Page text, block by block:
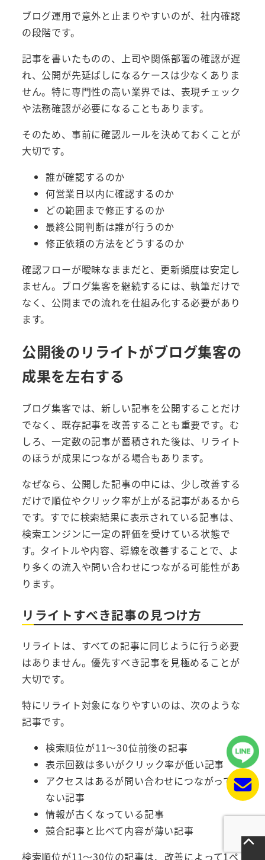
ブログ運用で意外と止まりやすいのが、社内確認
の段階です。
記事を書いたものの、上司や関係部署の確認が遅
れ、公開が先延ばしになるケースは少なくありま
せん。特に専門性の高い業界では、表現チェック
や法務確認が必要になることもあります。
そのため、事前に確認ルールを決めておくことが
大切です。
誰が確認するのか
何営業日以内に確認するのか
どの範囲まで修正するのか
最終公開判断は誰が行うのか
修正依頼の方法をどうするのか
確認フローが曖昧なままだと、更新頻度は安定し
ません。ブログ集客を継続するには、執筆だけで
なく、公開までの流れを仕組み化する必要があり
ます。
公開後のリライトがブログ集客の
成果を左右する
ブログ集客では、新しい記事を公開することだけ
でなく、既存記事を改善することも重要です。む
しろ、一定数の記事が蓄積された後は、リライト
のほうが成果につながる場合もあります。
なぜなら、公開した記事の中には、少し改善する
だけで順位やクリック率が上がる記事があるから
です。すでに検索結果に表示されている記事は、
検索エンジンに一定の評価を受けている状態で
す。タイトルや内容、導線を改善することで、よ
り多くの流入や問い合わせにつながる可能性があ
ります。
リライトすべき記事の見つけ方
リライトは、すべての記事に同じように行う必要
はありません。優先すべき記事を見極めることが
大切です。
特にリライト対象になりやすいのは、次のような
記事です。
検索順位が11〜30位前後の記事
表示回数は多いがクリック率が低い記事
アクセスはあるが問い合わせにつながってい
ない記事
情報が古くなっている記事
競合記事と比べて内容が薄い記事
検索順位が11〜30位の記事は、改善によって1ペ